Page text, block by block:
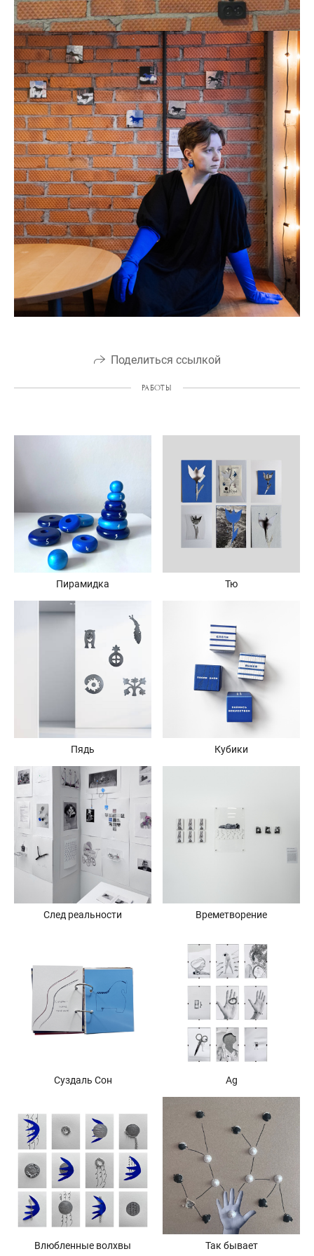
Поделиться ссылкой
РАБОТЫ
Пирамидка Тю
Пядь Кубики
След реальности Времетворение
Суздаль Сон Ag
Влюбленные волхвы Так бывает